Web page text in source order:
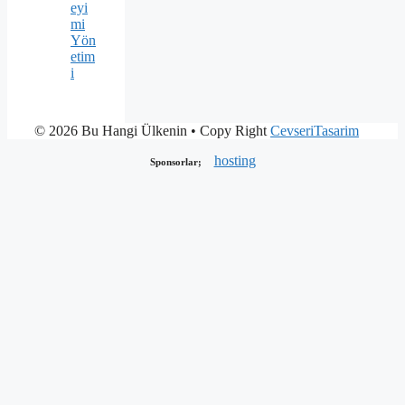
eyi
mi
Yön
etim
i
© 2026 Bu Hangi Ülkenin • Copy Right CevseriTasarim
Sponsorlar; hosting